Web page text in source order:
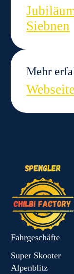
Siebnen
Mehr
Webseite
Fahrgeschäfte
Super Skooter
Alpenblitz